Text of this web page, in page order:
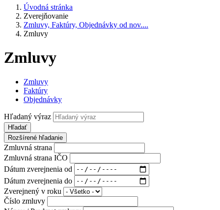
Úvodná stránka
Zverejňovanie
Zmluvy, Faktúry, Objednávky od nov....
Zmluvy
Zmluvy
Zmluvy
Faktúry
Objednávky
Hľadaný výraz
Hľadať
Rozšírené hľadanie
Zmluvná strana
Zmluvná strana IČO
Dátum zverejnenia od
Dátum zverejnenia do
Zverejnený v roku
Číslo zmluvy